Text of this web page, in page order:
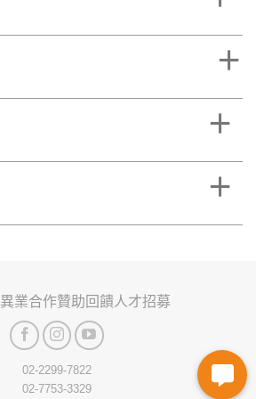
異業合作贊助回饋人才招募
02-2299-7822
02-7753-3329